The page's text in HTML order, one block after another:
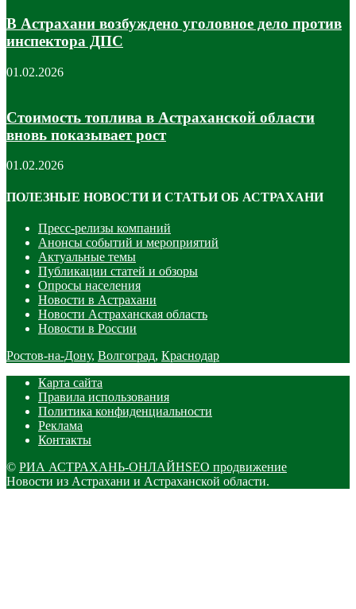
В Астрахани возбуждено уголовное дело против
инспектора ДПС
01.02.2026
Стоимость топлива в Астраханской области
вновь показывает рост
01.02.2026
ПОЛЕЗНЫЕ НОВОСТИ И СТАТЬИ ОБ АСТРАХАНИ
Пресс-релизы компаний
Анонсы событий и мероприятий
Актуальные темы
Публикации статей и обзоры
Опросы населения
Новости в Астрахани
Новости Астраханская область
Новости в России
Ростов-на-Дону, Волгоград, Краснодар
Карта сайта
Правила использования
Политика конфиденциальности
Реклама
Контакты
© РИА АСТРАХАНЬ-ОНЛАЙНSEO продвижение
Новости из Астрахани и Астраханской области.